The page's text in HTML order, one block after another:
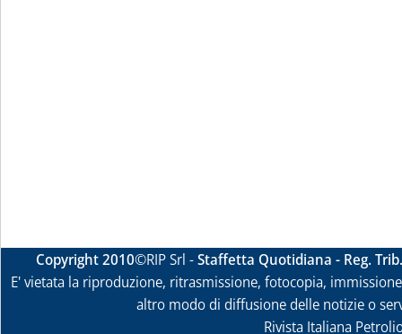
Copyright 2010©RIP Srl -Staffetta Quotidiana - Reg.
E' vietata la riproduzione, ritrasmissione, fotocopia,
altro modo di diffusione delle notizie o
Rivista Italiana